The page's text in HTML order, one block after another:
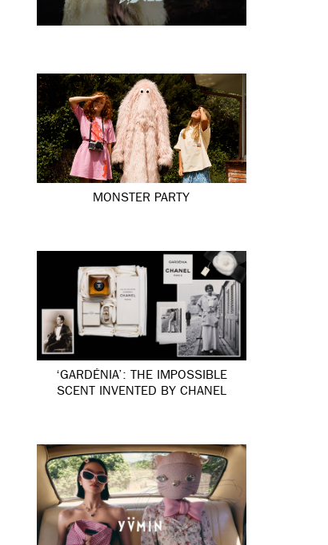
MONSTER PARTY
‘GARDÉNIA’: THE IMPOSSIBLE
SCENT INVENTED BY CHANEL